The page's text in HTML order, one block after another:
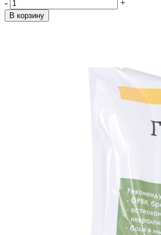
-
+
В корзину